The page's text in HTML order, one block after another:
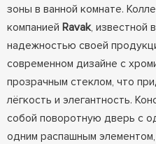
зоны в ванной комнате.
компанией Ravak, известной
надежностью своей
современном дизайне с
прозрачным стеклом, что
лёгкость и элегантность.
собой поворотную дверь с
одним распашным